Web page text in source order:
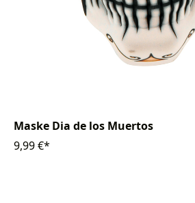
Maske Dia de los Muertos
9,99 €*